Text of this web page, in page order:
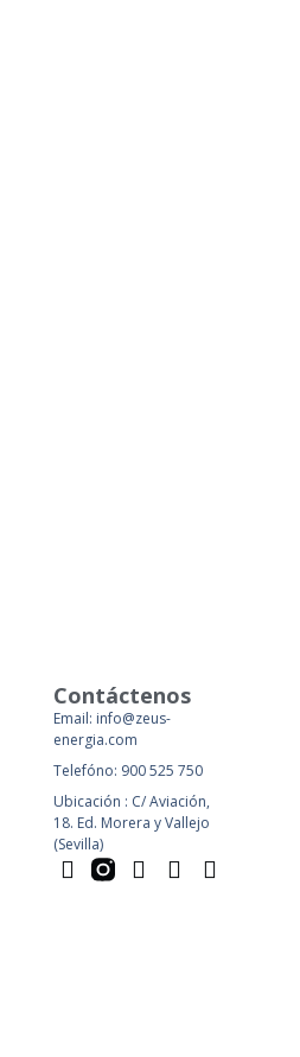
Contáctenos
Email: info@zeus-
energia.com
Telefóno: 900 525 750
Ubicación : C/ Aviación,
18. Ed. Morera y Vallejo
(Sevilla)